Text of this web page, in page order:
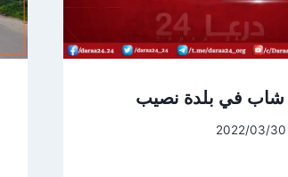
شاب في بلدة نصيب